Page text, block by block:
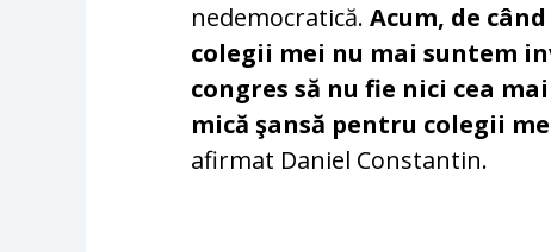
nedemocratică.Acum, de
colegii mei nu mai suntem
congres să nu fie nici cea
mică şansă pentru colegii
afirmat Daniel Constantin.